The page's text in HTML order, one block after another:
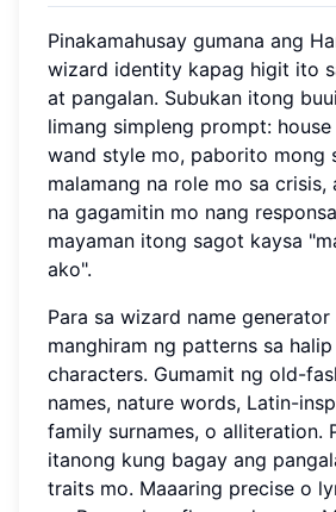
Pinakamahusay gumana ang
wizard identity kapag higit ito
at pangalan. Subukan itong
limang simpleng prompt:
wand style mo, paborito mong
malamang na role mo sa crisis,
na gagamitin mo nang
mayaman itong sagot kaysa
ako".
Para sa wizard name
manghiram ng patterns sa
characters. Gumamit ng old-
names, nature words, Latin-
family surnames, o alliteration.
itanong kung bagay ang
traits mo. Maaaring precise o